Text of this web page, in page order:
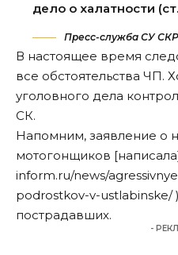
дело о халатности
Пресс-служба СУ
В настоящее время
все обстоятельства ЧП.
уголовного дела
СК.
Напомним, заявление о
мотогонщиков
inform.ru/news/
podrostkov-v-ustlabinske/
пострадавших.
-